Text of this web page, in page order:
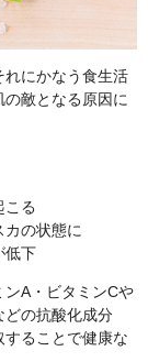
れにかなう食生活
敵となる原因に
こる
カの状態に
低下
A・ビタミンCや
どの抗酸化成分
ることで健康な